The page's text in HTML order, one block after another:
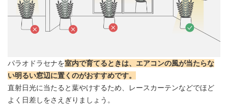
パラオドラセナを室内で育てるときは、エアコンの風が当たらな
い明るい窓辺に置くのがおすすめです。
直射日光に当たると葉やけするため、レースカーテンなどでほど
よく日差しをさえぎりましょう。